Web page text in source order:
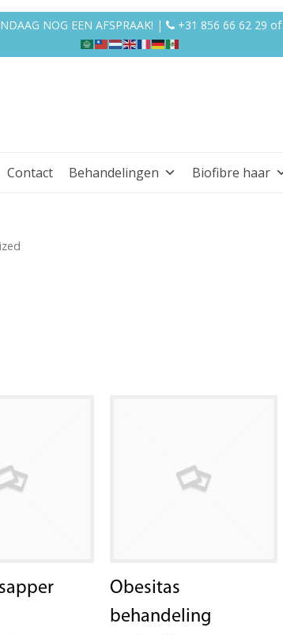
NOG EEN AFSPRAAK! | +31 856 66 62 29 of
Contact Behandelingen Biofibre haar
Obesitas
behandeling